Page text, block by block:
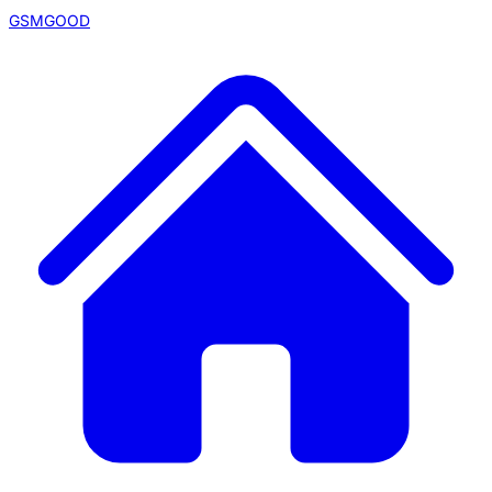
GSMGOOD